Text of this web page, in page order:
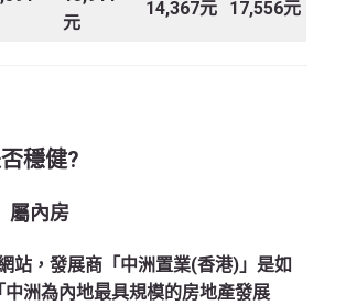
元
14,367元 17,556元
穩健?
屬內房
站，發展商「中洲置業(香港)」是如
中洲為內地最具規模的房地產發展